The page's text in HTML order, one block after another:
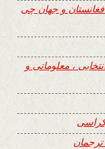
و جهان چی
، معلوماتی و
ترجمان